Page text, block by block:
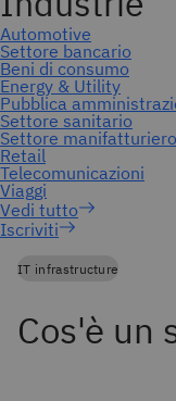
Iscriviti
IT infrastructure
Cos'è un